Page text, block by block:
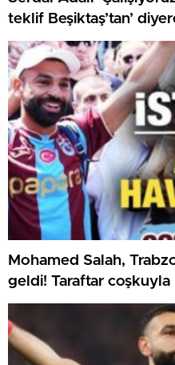
teklif Beşiktaş’tan’
Mohamed Salah,
geldi! Taraftar coşkuyla